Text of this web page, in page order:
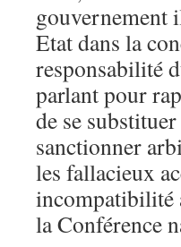
gouvernement
Etat dans la
responsabilité
parlant pour
de se
sanctionner
les fallacieux
incompatibilité
la Conférence